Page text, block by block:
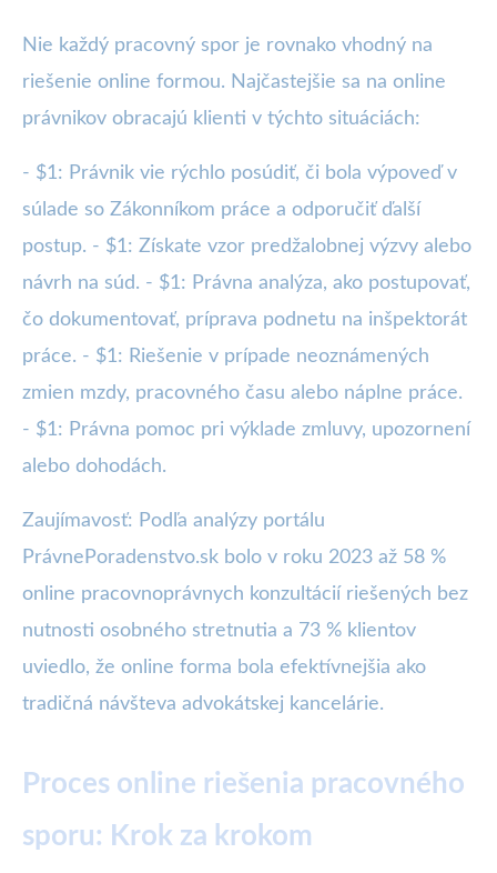
Nie každý pracovný spor je rovnako vhodný na
riešenie online formou. Najčastejšie sa na online
právnikov obracajú klienti v týchto situáciách:
- $1: Právnik vie rýchlo posúdiť, či bola výpoveď v
súlade so Zákonníkom práce a odporučiť ďalší
postup. - $1: Získate vzor predžalobnej výzvy alebo
návrh na súd. - $1: Právna analýza, ako postupovať,
čo dokumentovať, príprava podnetu na inšpektorát
práce. - $1: Riešenie v prípade neoznámených
zmien mzdy, pracovného času alebo náplne práce.
- $1: Právna pomoc pri výklade zmluvy, upozornení
alebo dohodách.
Zaujímavosť: Podľa analýzy portálu
PrávnePoradenstvo.sk bolo v roku 2023 až 58 %
online pracovnoprávnych konzultácií riešených bez
nutnosti osobného stretnutia a 73 % klientov
uviedlo, že online forma bola efektívnejšia ako
tradičná návšteva advokátskej kancelárie.
Proces online riešenia pracovného
sporu: Krok za krokom